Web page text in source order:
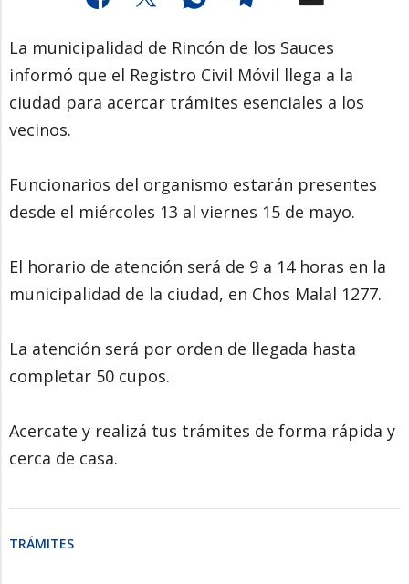
La municipalidad de Rincón de los Sauces
informó que el Registro Civil Móvil llega a la
ciudad para acercar trámites esenciales a los
vecinos.
Funcionarios del organismo estarán presentes
desde el miércoles 13 al viernes 15 de mayo.
El horario de atención será de 9 a 14 horas en la
municipalidad de la ciudad, en Chos Malal 1277.
La atención será por orden de llegada hasta
completar 50 cupos.
Acercate y realizá tus trámites de forma rápida y
cerca de casa.
TRÁMITES